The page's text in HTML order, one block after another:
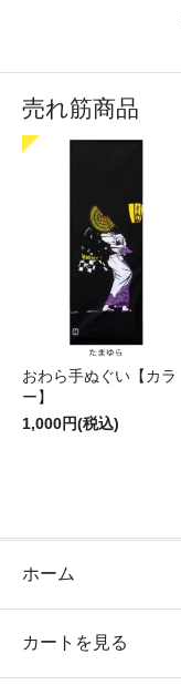
売れ筋商品
おわら手ぬぐい【カラ
ー】
1,000円(税込)
ホーム
カートを見る